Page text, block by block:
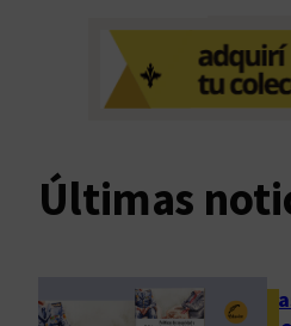
c
t
e
a
m
Últimas